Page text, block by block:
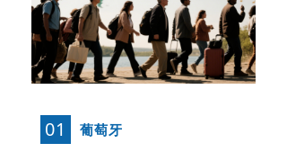
01 葡萄牙